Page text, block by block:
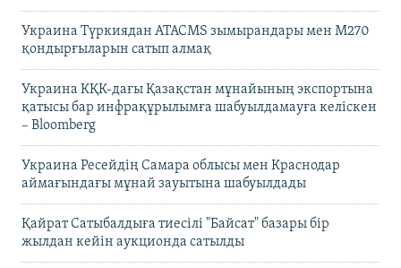
Украина Түркиядан ATACMS зымырандары мен M270
қондырғыларын сатып алмақ
Украина КҚК-дағы Қазақстан мұнайының экспортына
қатысы бар инфрақұрылымға шабуылдамауға келіскен
– Bloomberg
Украина Ресейдің Самара облысы мен Краснодар
аймағындағы мұнай зауытына шабуылдады
Қайрат Сатыбалдыға тиесілі "Байсат" базары бір
жылдан кейін аукционда сатылды